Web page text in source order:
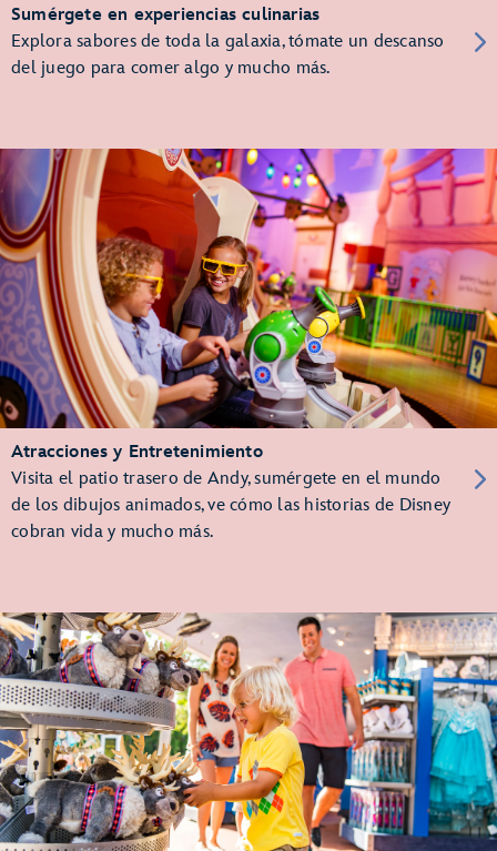
Sumérgete en experiencias culinarias
Explora sabores de toda la galaxia, tómate un descanso
del juego para comer algo y mucho más.
Atracciones y Entretenimiento
Visita el patio trasero de Andy, sumérgete en el mundo
de los dibujos animados, ve cómo las historias de Disney
cobran vida y mucho más.